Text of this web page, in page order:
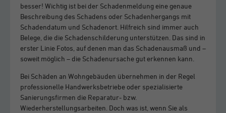
besser! Wichtig ist bei der Schadenmeldung eine genaue
Beschreibung des Schadens oder Schadenhergangs mit
Schadendatum und Schadenort. Hilfreich sind immer auch
Belege, die die Schadenschilderung unterstützen. Das sind in
erster Linie Fotos, auf denen man das Schadenausmaß und –
soweit möglich – die Schadenursache gut erkennen kann.
Bei Schäden an Wohngebäuden übernehmen in der Regel
professionelle Handwerksbetriebe oder spezialisierte
Sanierungsfirmen die Reparatur- bzw.
Wiederherstellungsarbeiten. Doch was ist, wenn Sie als